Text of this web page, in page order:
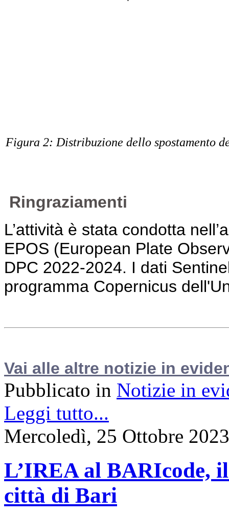
Figura 2: Distribuzione dello spostamento
Ringraziamenti
L’attività è stata condotta
EPOS (European Plate
DPC 2022-2024. I dati
programma Copernicus
Vai alle altre notizie in
Pubblicato in Notizie in
Leggi tutto...
Mercoledì, 25 Ottobre
L’IREA al BARIcode,
città di Bari